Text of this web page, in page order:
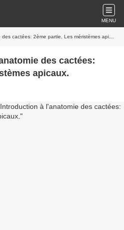
MENU
cactées: 2ème partie. Les méristèmes apicaux.
des cactées:
apicaux.